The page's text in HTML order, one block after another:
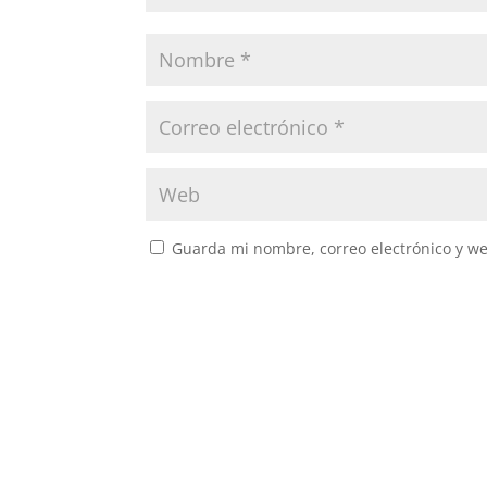
Guarda mi nombre, correo electrónico y